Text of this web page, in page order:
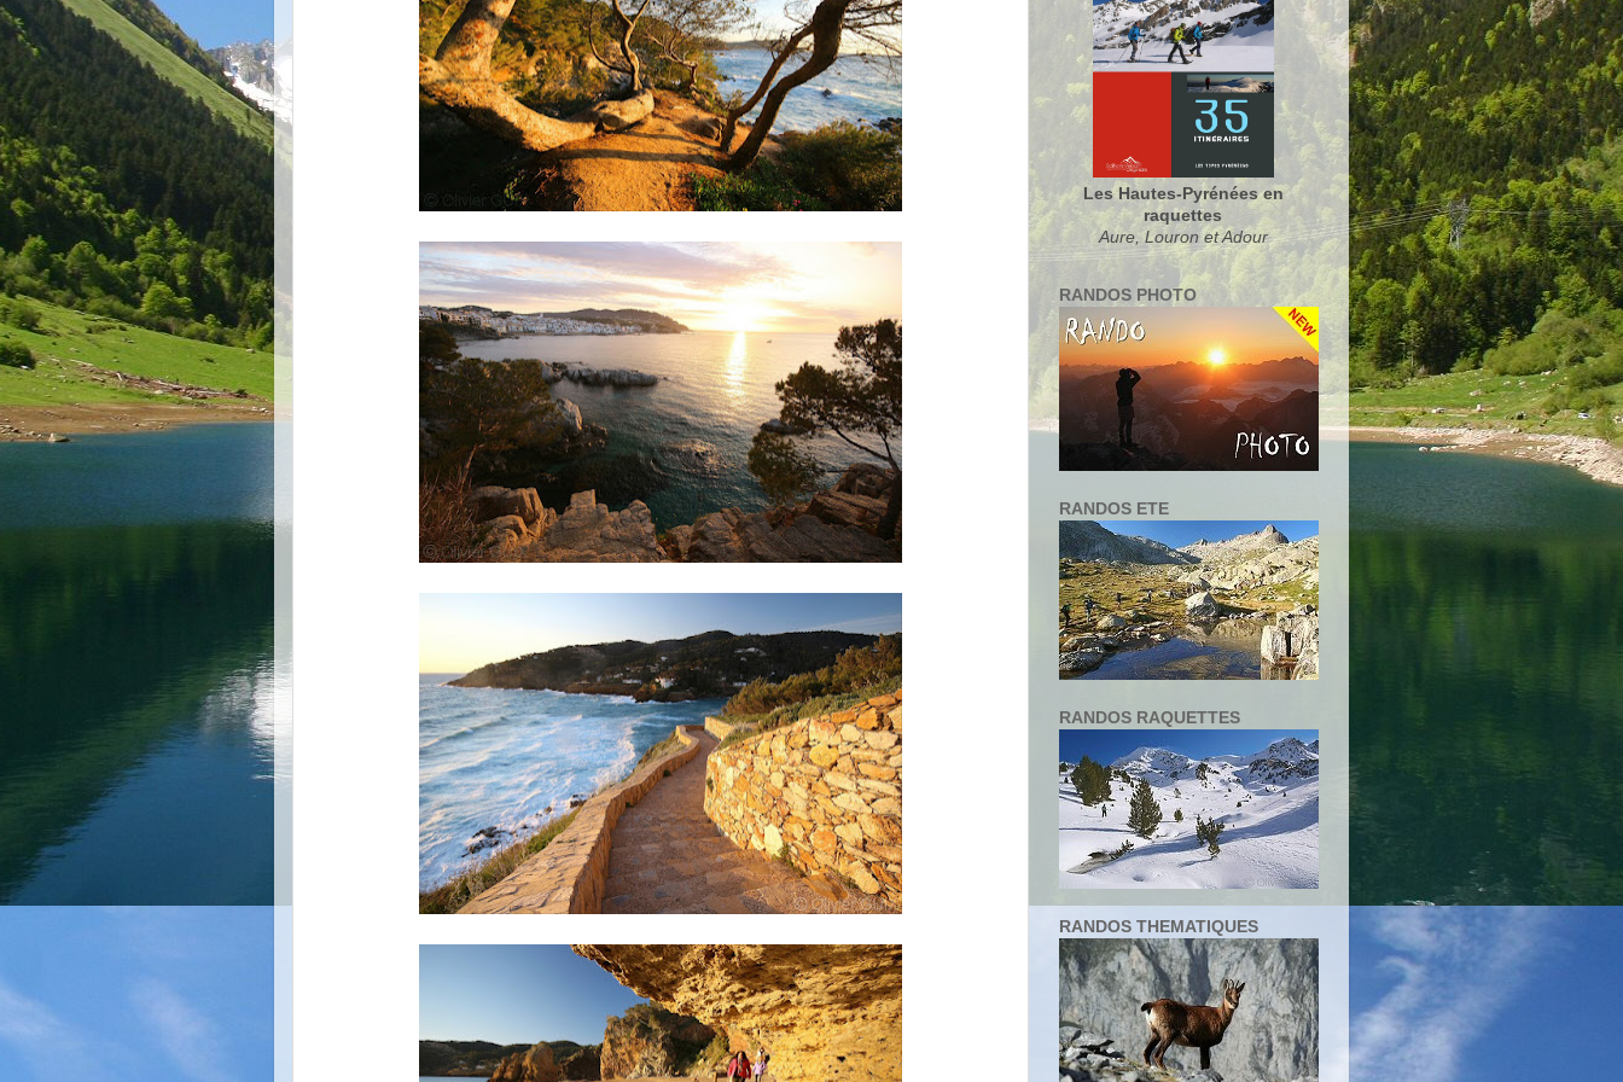
Les Hautes-Pyrénées en
raquettes
Aure, Louron et Adour
RANDOS PHOTO
RANDOS ETE
RANDOS RAQUETTES
RANDOS THEMATIQUES